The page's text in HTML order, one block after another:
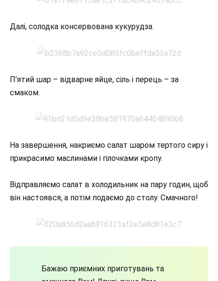
Далі, солодка консервована кукурудза.
П’ятий шар – відварне яйце, сіль і перець – за
смаком.
На завершення, накриємо салат шаром тертого сиру і
прикрасимо маслинами і гілочками кропу.
Відправляємо салат в холодильник на пару годин, щоб
він настоявся, а потім подаємо до столу. Смачного!
Бажаю приємних приготувань та